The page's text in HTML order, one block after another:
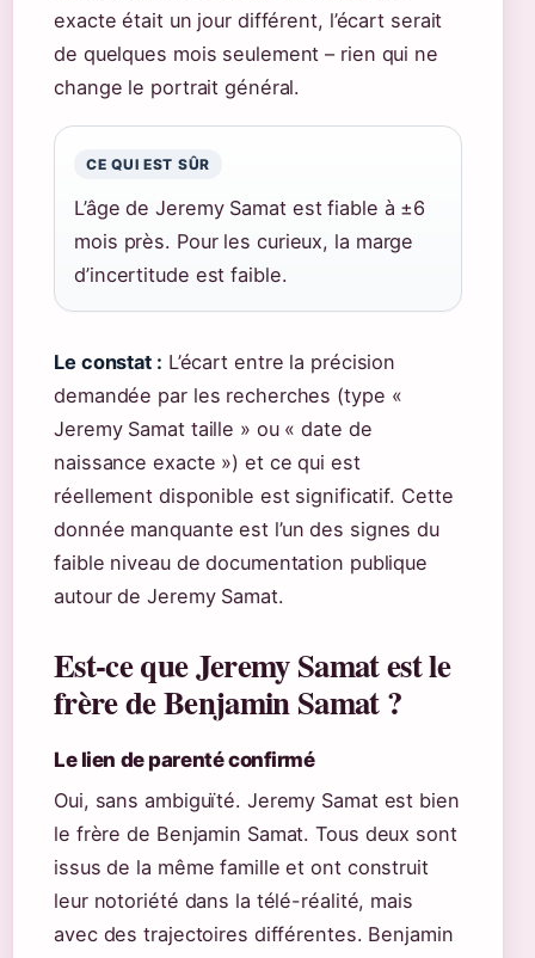
exacte était un jour différent, l’écart serait
de quelques mois seulement – rien qui ne
change le portrait général.
CE QUI EST SÛR
L’âge de Jeremy Samat est fiable à ±6
mois près. Pour les curieux, la marge
d’incertitude est faible.
Le constat : L’écart entre la précision
demandée par les recherches (type «
Jeremy Samat taille » ou « date de
naissance exacte ») et ce qui est
réellement disponible est significatif. Cette
donnée manquante est l’un des signes du
faible niveau de documentation publique
autour de Jeremy Samat.
Est-ce que Jeremy Samat est le
frère de Benjamin Samat ?
Le lien de parenté confirmé
Oui, sans ambiguïté. Jeremy Samat est bien
le frère de Benjamin Samat. Tous deux sont
issus de la même famille et ont construit
leur notoriété dans la télé-réalité, mais
avec des trajectoires différentes. Benjamin